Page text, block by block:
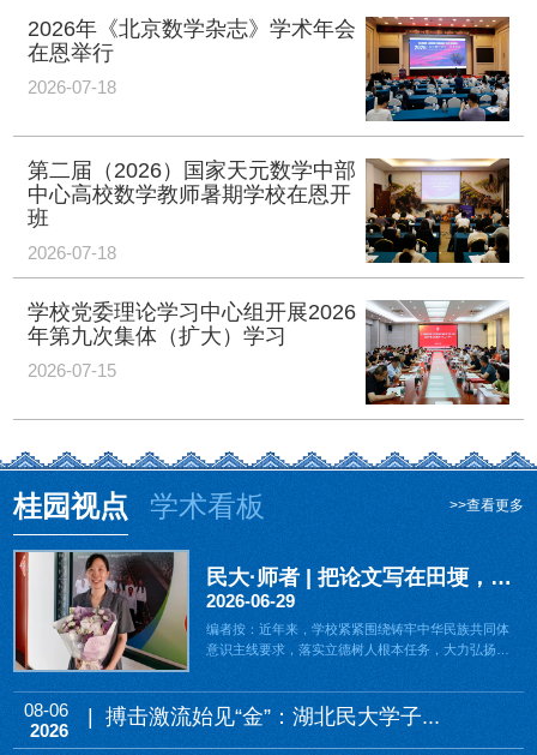
2026年《北京数学杂志》学术年会
在恩举行
2026-07-18
第二届（2026）国家天元数学中部
中心高校数学教师暑期学校在恩开
班
2026-07-18
学校党委理论学习中心组开展2026
年第九次集体（扩大）学习
2026-07-15
桂园视点 学术看板 >>查看更多
民大·师者 | 把论文写在田埂，把课堂搬...
2026-06-29
编者按：近年来，学校紧紧围绕铸牢中华民族共同体
意识主线要求，落实立德树人根本任务，大力弘扬教
08-06
2026
| 搏击激流始见“金”：湖北民大学子...